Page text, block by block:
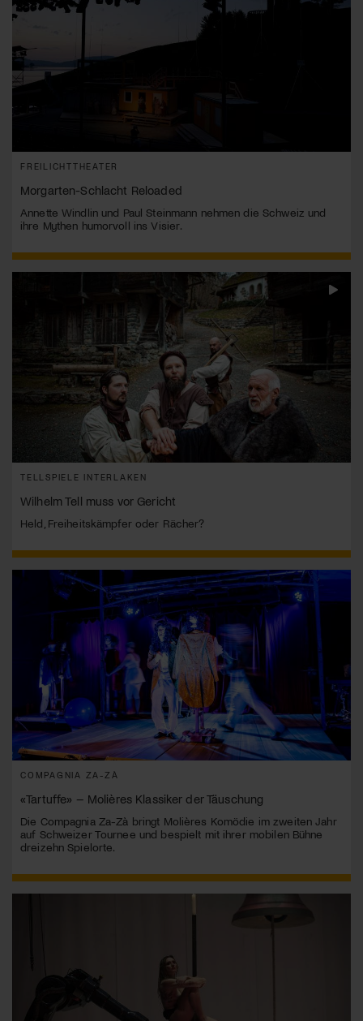
FREILICHTTHEATER
Morgarten-Schlacht Reloaded
Annette Windlin und Paul Steinmann nehmen die Schweiz und
ihre Mythen humorvoll ins Visier.
TELLSPIELE INTERLAKEN
Wilhelm Tell muss vor Gericht
Held, Freiheitskämpfer oder Rächer?
COMPAGNIA ZA-ZÀ
«Tartuffe» – Molières Klassiker der Täuschung
Die Compagnia Za-Zà bringt Molières Komödie im zweiten Jahr
auf Schweizer Tournee und bespielt mit ihrer mobilen Bühne
dreizehn Spielorte.